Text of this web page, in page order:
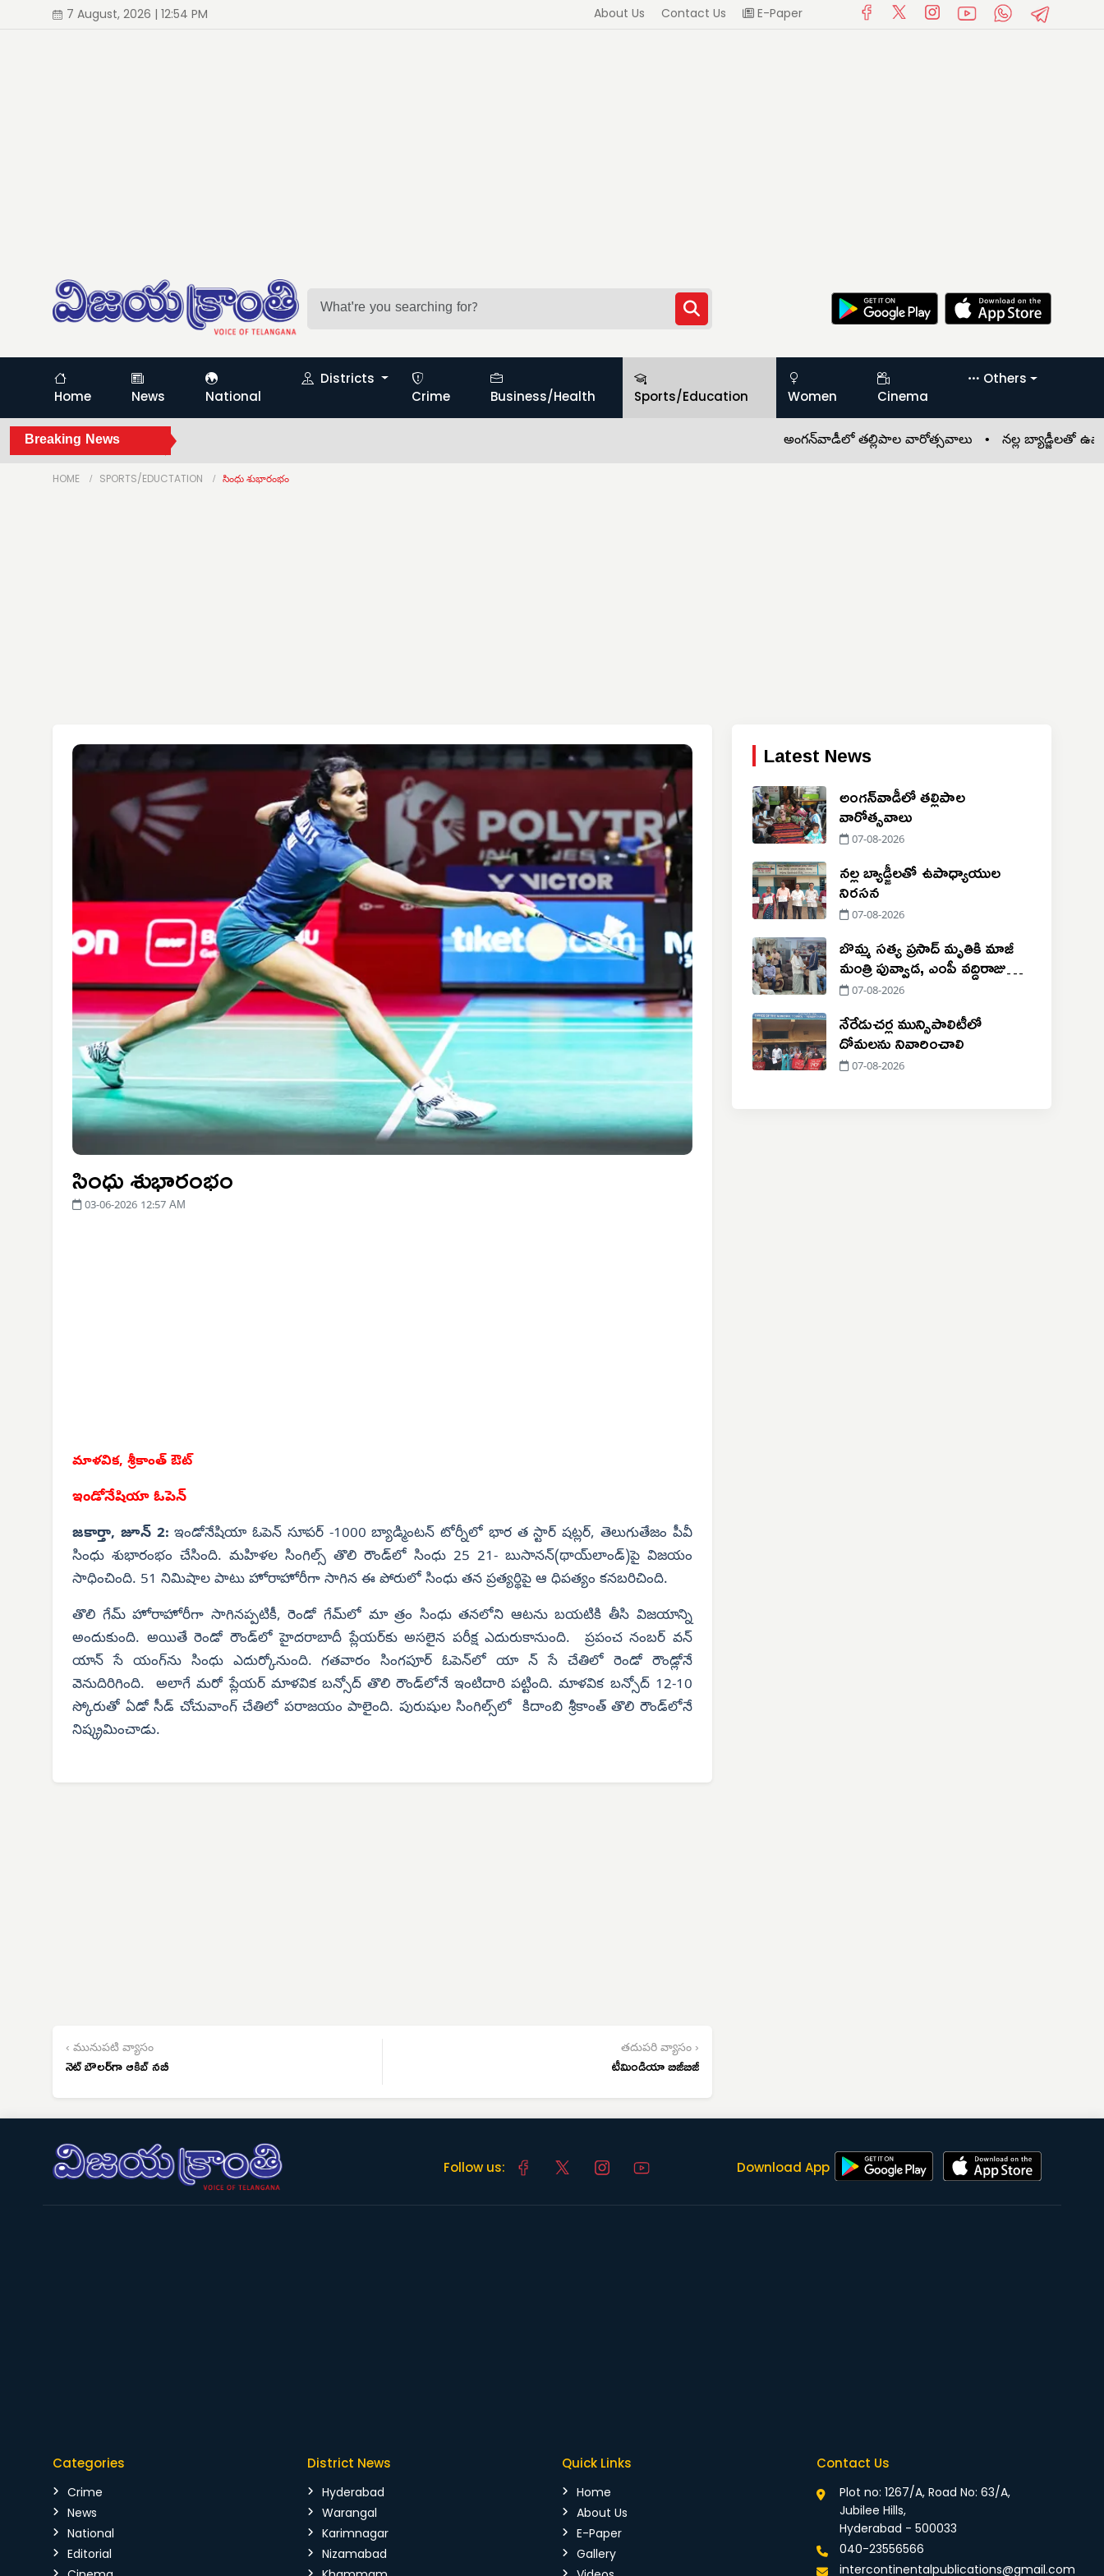
7 August, 2026 | 12:54 PM About Us Contact Us E-Paper
Home News National
Districts
Crime
Business/Health Sports/Education Women Cinema
Others
Breaking News అంగన్‌వాడీలో తల్లిపాల వారోత్సవాలు •నల్ల బ్యాడ్జీలతో
HOME SPORTS/EDUCTATION సింధు శుభారంభం
సింధు శుభారంభం
03-06-2026 12:57 AM
మాళవిక, శ్రీకాంత్ ఔట్
ఇండోనేషియా ఓపెన్
జకార్తా, జూన్ 2:ఇండోనేషియా ఓపెన్ సూపర్ -1000 బ్యాడ్మింటన్ టోర్నీలో భార త స్టార్ షట్లర్, తెలుగుతేజం పీవీ
సింధు శుభారంభం చేసింది. మహిళల సింగిల్స్ తొలి రౌండ్‌లో సింధు 25 21- బుసానన్(థాయ్‌లాండ్)పై విజయం
సాధించింది. 51 నిమిషాల పాటు హోరాహోరీగా సాగిన ఈ పోరులో సింధు తన ప్రత్యర్థిపై ఆ ధిపత్యం కనబరిచింది.
తొలి గేమ్ హోరాహోరీగా సాగినప్పటికీ, రెండో గేమ్‌లో మా త్రం సింధు తనలోని ఆటను బయటికి తీసి విజయాన్ని
అందుకుంది. అయితే రెండో రౌండ్‌లో హైదరాబాదీ ప్లేయర్‌కు అసలైన పరీక్ష ఎదురుకానుంది. ప్రపంచ నంబర్ వన్
యాన్ సే యంగ్‌ను సింధు ఎదుర్కోనుంది. గతవారం సింగపూర్ ఓపెన్‌లో యా న్ సే చేతిలో రెండో రౌండ్లోనే
వెనుదిరిగింది. అలాగే మరో ప్లేయర్ మాళవిక బన్సోద్ తొలి రౌండ్‌లోనే ఇంటిదారి పట్టింది. మాళవిక బన్సోద్ 12-10
స్కోరుతో ఏడో సీడ్ చోచువాంగ్ చేతిలో పరాజయం పాలైంది. పురుషుల సింగిల్స్‌లో కిదాంబి శ్రీకాంత్ తొలి రౌండ్‌లోనే
నిష్క్రమించాడు.
‹ మునుపటి వ్యాసం
నెట్ బౌలర్‌గా ఆకిబ్ నబీ
తదుపరి వ్యాసం ›
టీమిండియా బిజీబిజీ
Latest News
అంగన్‌వాడీలో తల్లిపాల
వారోత్సవాలు
07-08-2026
నల్ల బ్యాడ్జీలతో ఉపాధ్యాయుల
నిరసన
07-08-2026
బొమ్మ సత్య ప్రసాద్ మృతికి మాజీ
మంత్రి పువ్వాడ, ఎంపీ వద్దిరాజు
సంతాపం
07-08-2026
నేరేడుచర్ల మున్సిపాలిటీలో
దోమలను నివారించాలి
07-08-2026
Follow us: Download App
Categories
Crime
News
National
Editorial
District News
Hyderabad
Warangal
Karimnagar
Nizamabad
Quick Links
Home
About Us
E-Paper
Gallery
Contact Us
Plot no: 1267/A, Road No: 63/A,
Jubilee Hills,
Hyderabad - 500033
040-23556566
intercontinentalpublications@gmail.com